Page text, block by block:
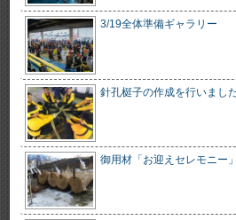
3/19全体準備ギャラリー
針孔梃子の作成を行いまし
御用材「お迎えセレモニー